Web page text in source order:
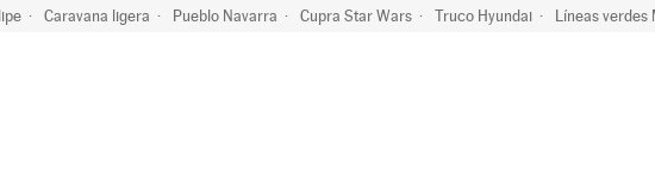
Caravana ligera Pueblo Navarra Cupra Star Wars Truco Hyundai Líneas verdes